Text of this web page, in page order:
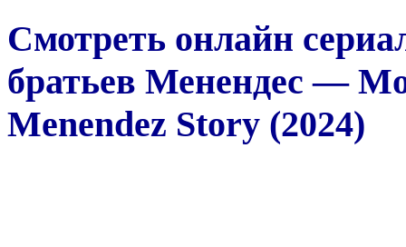
Смотреть онлайн
братьев Менендес —
Menendez Story (2024)